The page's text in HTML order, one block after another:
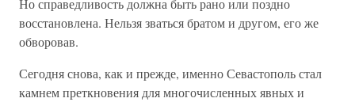
Но справедливость должна быть рано или поздно
восстановлена. Нельзя зваться братом и другом, его же
обворовав.
Сегодня снова, как и прежде, именно Севастополь стал
камнем преткновения для многочисленных явных и